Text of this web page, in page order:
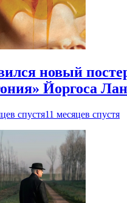
новый
Йоргоса
спустя11 месяцев спустя